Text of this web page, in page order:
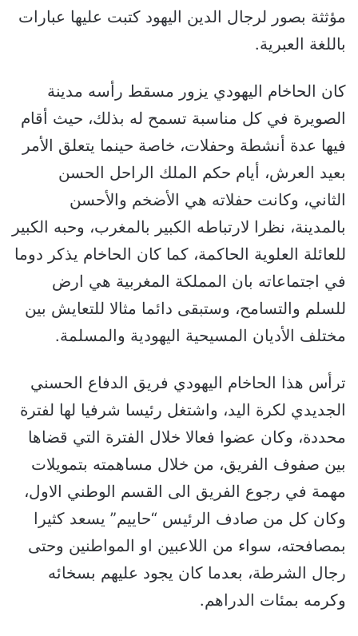
مؤثثة بصور لرجال الدين اليهود كتبت عليها عبارات
باللغة العبرية.
كان الحاخام اليهودي يزور مسقط رأسه مدينة
الصويرة في كل مناسبة تسمح له بذلك، حيث أقام
فيها عدة أنشطة وحفلات، خاصة حينما يتعلق الأمر
بعيد العرش، أيام حكم الملك الراحل الحسن
الثاني، وكانت حفلاته هي الأضخم والأحسن
بالمدينة، نظرا لارتباطه الكبير بالمغرب، وحبه الكبير
للعائلة العلوية الحاكمة، كما كان الحاخام يذكر دوما
في اجتماعاته بان المملكة المغربية هي ارض
للسلم والتسامح، وستبقى دائما مثالا للتعايش بين
مختلف الأديان المسيحية اليهودية والمسلمة.
ترأس هذا الحاخام اليهودي فريق الدفاع الحسني
الجديدي لكرة اليد، واشتغل رئيسا شرفيا لها لفترة
محددة، وكان عضوا فعالا خلال الفترة التي قضاها
بين صفوف الفريق، من خلال مساهمته بتمويلات
مهمة في رجوع الفريق الى القسم الوطني الاول،
وكان كل من صادف الرئيس “حاييم” يسعد كثيرا
بمصافحته، سواء من اللاعبين او المواطنين وحتى
رجال الشرطة، بعدما كان يجود عليهم بسخائه
وكرمه بمئات الدراهم.